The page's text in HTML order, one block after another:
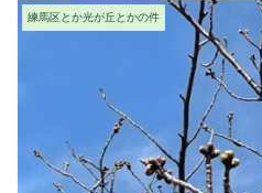
練馬区とか光が丘とかの件